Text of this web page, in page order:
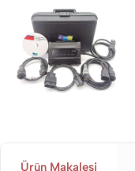
Ürün Makalesi